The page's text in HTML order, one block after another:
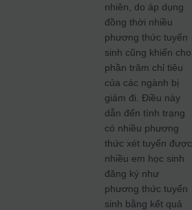
nhiên, do áp dụng
đồng thời nhiều
phương thức tuyển
sinh cũng khiến cho
phần trăm chỉ tiêu
của các ngành bị
giảm đi. Điều này
dẫn đến tình trạng
có nhiều phương
thức xét tuyển được
nhiều em học sinh
đăng ký như
phương thức tuyển
sinh bằng kết quả